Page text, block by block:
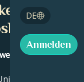
Schütze
DE
English
Anmelden
Ort wurde
States am 30